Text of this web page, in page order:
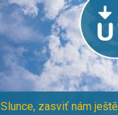
Slunce, zasviť nám ještě